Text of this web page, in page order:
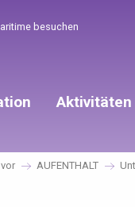
besuchen
Aktivitäten
AUFENTHALT